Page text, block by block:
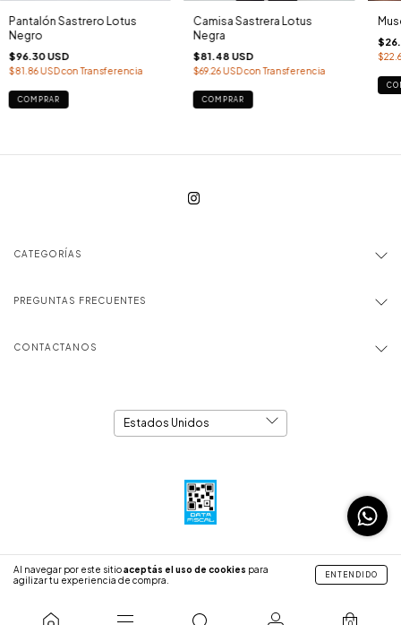
Al navegar por este sitioaceptás el uso de cookies para
agilizar tu experiencia de compra.
ENTENDIDO
Pantalón Sastrero Lotus
Negro
$96.30 USD
$81.86 USDcon Transferencia
COMPRAR
Camisa Sastrera Lotus
Negra
$81.48 USD
$69.26 USDcon Transferencia
COMPRAR
CATEGORÍAS
PREGUNTAS FRECUENTES
CONTACTANOS
Copyright Benkyo - 2026. Todos los derechos reservados.
Botón de arrepentimiento